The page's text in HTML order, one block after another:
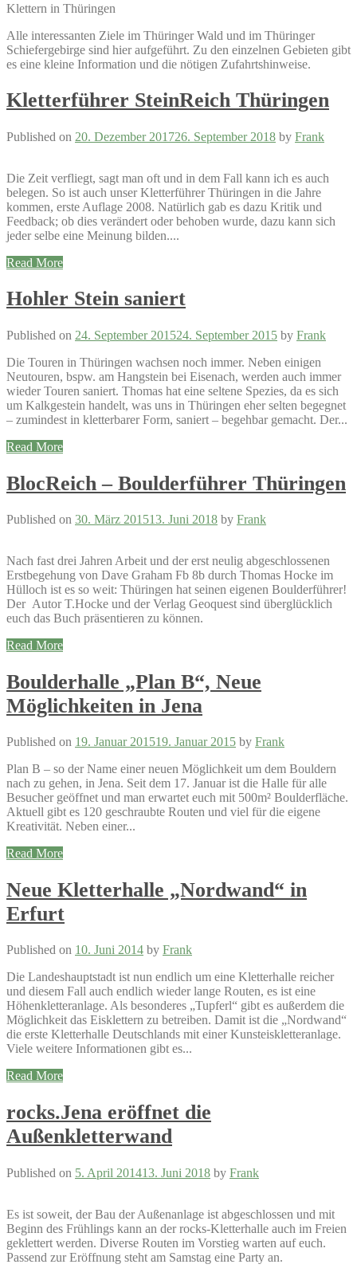
Klettern in Thüringen
Alle interessanten Ziele im Thüringer Wald und im Thüringer
Schiefergebirge sind hier aufgeführt. Zu den einzelnen Gebieten gibt
es eine kleine Information und die nötigen Zufahrtshinweise.
Kletterführer SteinReich Thüringen
Published on 20. Dezember 201726. September 2018 by Frank
Die Zeit verfliegt, sagt man oft und in dem Fall kann ich es auch
belegen. So ist auch unser Kletterführer Thüringen in die Jahre
kommen, erste Auflage 2008. Natürlich gab es dazu Kritik und
Feedback; ob dies verändert oder behoben wurde, dazu kann sich
jeder selbe eine Meinung bilden....
Read More
Hohler Stein saniert
Published on 24. September 201524. September 2015 by Frank
Die Touren in Thüringen wachsen noch immer. Neben einigen
Neutouren, bspw. am Hangstein bei Eisenach, werden auch immer
wieder Touren saniert. Thomas hat eine seltene Spezies, da es sich
um Kalkgestein handelt, was uns in Thüringen eher selten begegnet
– zumindest in kletterbarer Form, saniert – begehbar gemacht. Der...
Read More
BlocReich – Boulderführer Thüringen
Published on 30. März 201513. Juni 2018 by Frank
Nach fast drei Jahren Arbeit und der erst neulig abgeschlossenen
Erstbegehung von Dave Graham Fb 8b durch Thomas Hocke im
Hülloch ist es so weit: Thüringen hat seinen eigenen Boulderführer!
Der Autor T.Hocke und der Verlag Geoquest sind überglücklich
euch das Buch präsentieren zu können.
Read More
Boulderhalle „Plan B“, Neue
Möglichkeiten in Jena
Published on 19. Januar 201519. Januar 2015 by Frank
Plan B – so der Name einer neuen Möglichkeit um dem Bouldern
nach zu gehen, in Jena. Seit dem 17. Januar ist die Halle für alle
Besucher geöffnet und man erwartet euch mit 500m² Boulderfläche.
Aktuell gibt es 120 geschraubte Routen und viel für die eigene
Kreativität. Neben einer...
Read More
Neue Kletterhalle „Nordwand“ in
Erfurt
Published on 10. Juni 2014 by Frank
Die Landeshauptstadt ist nun endlich um eine Kletterhalle reicher
und diesem Fall auch endlich wieder lange Routen, es ist eine
Höhenkletteranlage. Als besonderes „Tupferl“ gibt es außerdem die
Möglichkeit das Eisklettern zu betreiben. Damit ist die „Nordwand“
die erste Kletterhalle Deutschlands mit einer Kunsteiskletteranlage.
Viele weitere Informationen gibt es...
Read More
rocks.Jena eröffnet die
Außenkletterwand
Published on 5. April 201413. Juni 2018 by Frank
Es ist soweit, der Bau der Außenanlage ist abgeschlossen und mit
Beginn des Frühlings kann an der rocks-Kletterhalle auch im Freien
geklettert werden. Diverse Routen im Vorstieg warten auf euch.
Passend zur Eröffnung steht am Samstag eine Party an.